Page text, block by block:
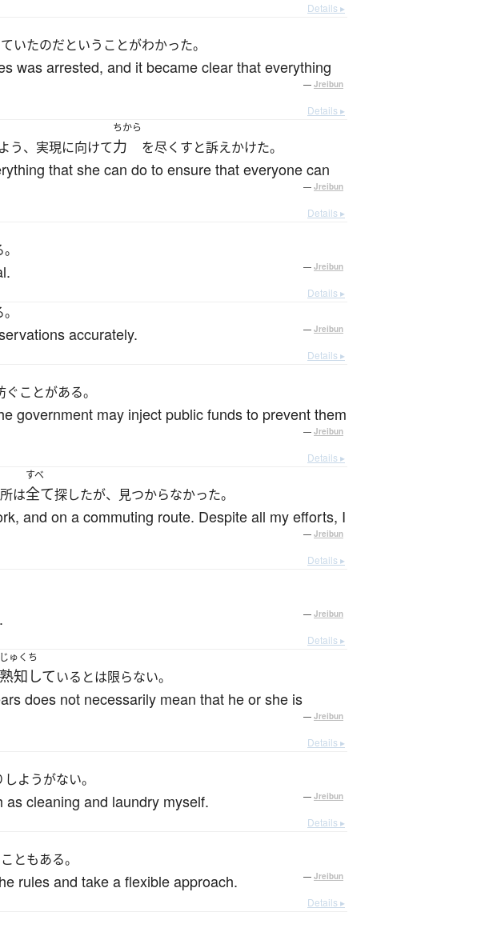
Details ▸
いたのだということがわかった。
was arrested, and it became clear that everything
— Jreibun
Details ▸
よう、実現に向けて
ちから
力 を尽くすと訴えかけた。
that she can do to ensure that everyone can
— Jreibun
Details ▸
— Jreibun
Details ▸
accurately. — Jreibun
Details ▸
ぐことがある。
government may inject public funds to prevent them
— Jreibun
Details ▸
は
すべ
全て探したが、見つからなかった。
and on a commuting route. Despite all my efforts, I
— Jreibun
Details ▸
— Jreibun
Details ▸
じゅくち
熟知しているとは限らない。
does not necessarily mean that he or she is
— Jreibun
Details ▸
ようがない。
cleaning and laundry myself. — Jreibun
Details ▸
ともある。
rules and take a flexible approach. — Jreibun
Details ▸